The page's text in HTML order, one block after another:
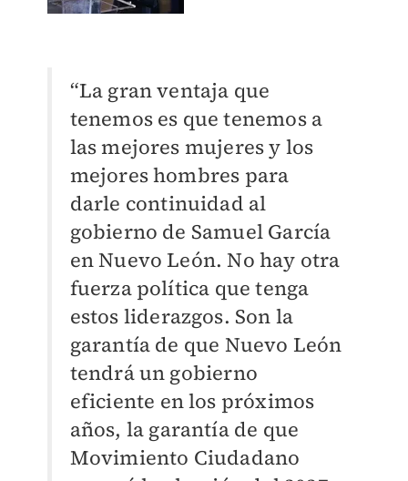
“La gran ventaja que
tenemos es que tenemos a
las mejores mujeres y los
mejores hombres para
darle continuidad al
gobierno de Samuel García
en Nuevo León. No hay otra
fuerza política que tenga
estos liderazgos. Son la
garantía de que Nuevo León
tendrá un gobierno
eficiente en los próximos
años, la garantía de que
Movimiento Ciudadano